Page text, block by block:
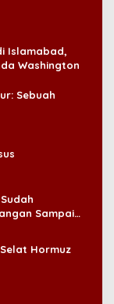
Islamabad,
Washington
Sebuah
Sampai
Hormuz